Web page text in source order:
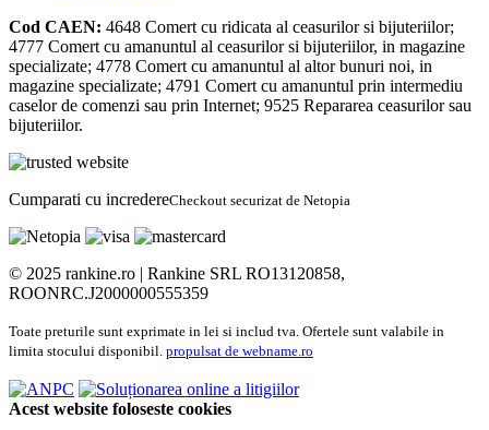
Cod CAEN: 4648 Comert cu ridicata al ceasurilor si bijuteriilor;
4777 Comert cu amanuntul al ceasurilor si bijuteriilor, in magazine
specializate; 4778 Comert cu amanuntul al altor bunuri noi, in
magazine specializate; 4791 Comert cu amanuntul prin intermediu
caselor de comenzi sau prin Internet; 9525 Repararea ceasurilor sau
bijuteriilor.
Cumparati cu incredereCheckout securizat de Netopia
© 2025 rankine.ro | Rankine SRL RO13120858,
ROONRC.J2000000555359
Toate preturile sunt exprimate in lei si includ tva. Ofertele sunt valabile in
limita stocului disponibil. propulsat de webname.ro
Acest website foloseste cookies